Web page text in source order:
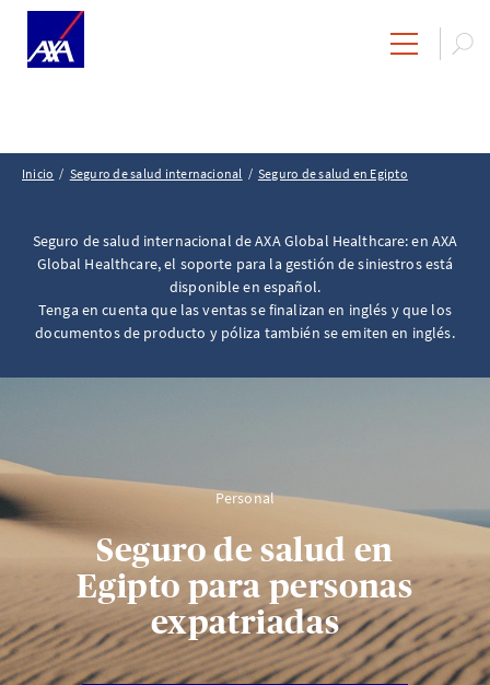
Inicio Seguro de salud internacional Seguro de salud en Egipto
Seguro de salud internacional de AXA Global Healthcare: en AXA
Global Healthcare, el soporte para la gestión de siniestros está
disponible en español.
Tenga en cuenta que las ventas se finalizan en inglés y que los
documentos de producto y póliza también se emiten en inglés.
Personal
Seguro de salud en
Egipto para personas
expatriadas